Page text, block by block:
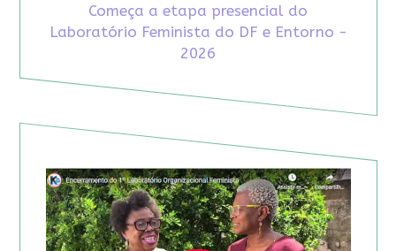
Começa a etapa presencial do
Laboratório Feminista do DF e Entorno -
2026